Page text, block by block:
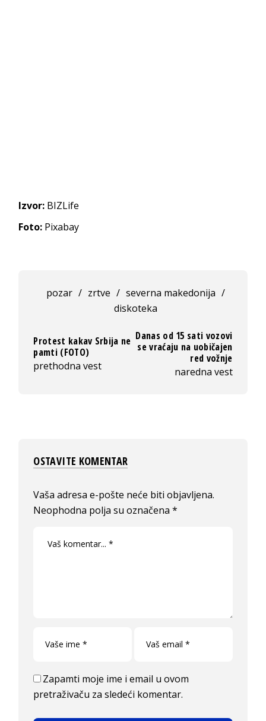
Izvor: BIZLife
Foto: Pixabay
pozar / zrtve / severna makedonija /
diskoteka
Protest kakav Srbija ne
pamti (FOTO)
prethodna vest
Danas od 15 sati vozovi
se vraćaju na uobičajen
red vožnje
naredna vest
OSTAVITE KOMENTAR
Vaša adresa e-pošte neće biti objavljena.
Neophodna polja su označena*
Zapamti moje ime i email u ovom
pretraživaču za sledeći komentar.